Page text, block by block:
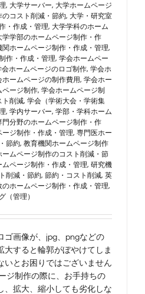
, 大学サーバー, 大学ホームページ
のコスト削減・節約, 大学・研究室
・作成・管理, 大学学科のホーム
学学部のホームページ制作・作
関ホームページ制作・作成・管理,
作・作成・管理, 学会ホームペー
会ホームページのロゴ制作, 学会ホ
ホームページの制作費用, 学会ホー
ページ制作, 学会ホームページ制
ト削減, 学会（学術大会・学術集
, 学内サーバー, 学部・学科ホーム
門分野のホームページ制作・作
ジ制作・作成・管理, 専門医ホー
節約, 教育機関ホームページ制作
ームページ制作のコスト削減・節
ページ制作・作成・管理, 研究機
削減・節約, 節約・コスト削減, 英
のホームページ制作・作成・管理,
（管理）
ゴ画像が、jpg、pngなどの
大すると輪郭がぼやけてしま
いとお困りではございません
ジ制作の際に、お手持ちの
、拡大、縮小しても劣化しな